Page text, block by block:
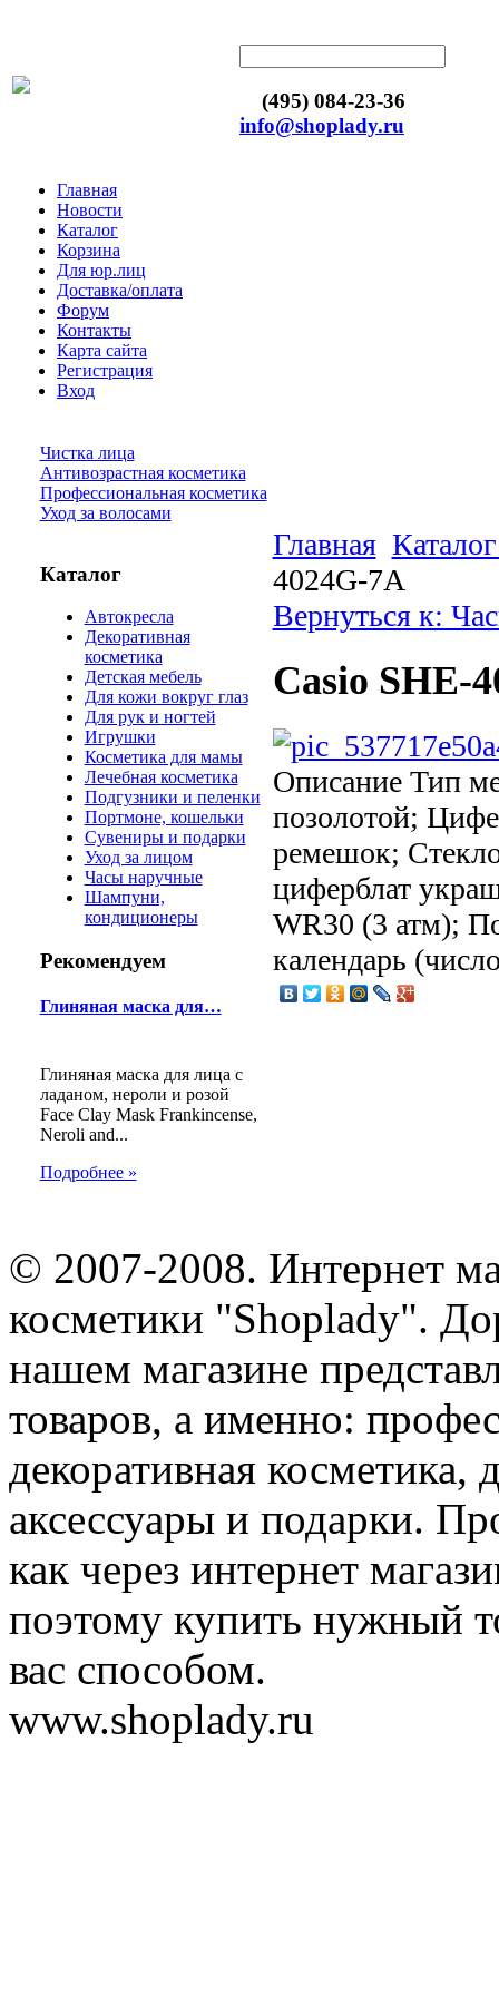
(495) 084-23-36
info@shoplady.ru
Главная
Новости
Каталог
Корзина
Для юр.лиц
Доставка/оплата
Форум
Контакты
Карта сайта
Регистрация
Вход
Чистка лица
Антивозрастная косметика
Профессиональная косметика
Уход за волосами
Каталог
Автокресла
Декоративная
косметика
Детская мебель
Для кожи вокруг глаз
Для рук и ногтей
Игрушки
Косметика для мамы
Лечебная косметика
Подгузники и пеленки
Портмоне, кошельки
Сувениры и подарки
Уход за лицом
Часы наручные
Шампуни,
кондиционеры
Рекомендуем
Глиняная маска для…
Глиняная маска для лица с
ладаном, нероли и розой
Face Clay Mask Frankincense,
Neroli and...
Подробнее »
Главная
4024G-7A
Вернуться к:
Casio SHE-
ОписаниеТип
позолотой;
ремешок;
циферблат
WR30 (3 атм);
календарь
© 2007-2008. Интернет
косметики "Shoplady".
нашем магазине
товаров, а именно:
декоративная косметика,
аксессуары и подарки.
как через интернет
поэтому купить нужный
вас способом.
www.shoplady.ru